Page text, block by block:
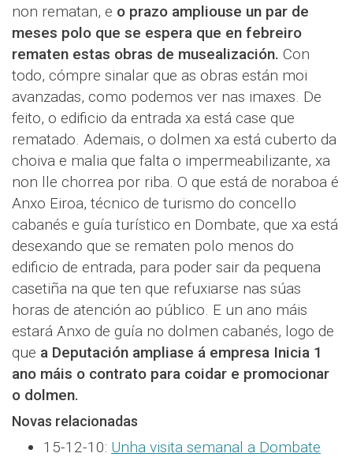
non rematan, e o prazo ampliouse un par de
meses polo que se espera que en febreiro
rematen estas obras de musealización. Con
todo, cómpre sinalar que as obras están moi
avanzadas, como podemos ver nas imaxes. De
feito, o edificio da entrada xa está case que
rematado. Ademais, o dolmen xa está cuberto da
choiva e malia que falta o impermeabilizante, xa
non lle chorrea por riba. O que está de noraboa é
Anxo Eiroa, técnico de turismo do concello
cabanés e guía turístico en Dombate, que xa está
desexando que se rematen polo menos do
edificio de entrada, para poder sair da pequena
casetiña na que ten que refuxiarse nas súas
horas de atención ao público. E un ano máis
estará Anxo de guía no dolmen cabanés, logo de
que a Deputación ampliase á empresa Inicia 1
ano máis o contrato para coidar e promocionar
o dolmen.
Novas relacionadas
15-12-10: Unha visita semanal a Dombate